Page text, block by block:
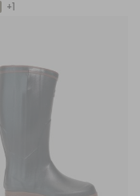
+1